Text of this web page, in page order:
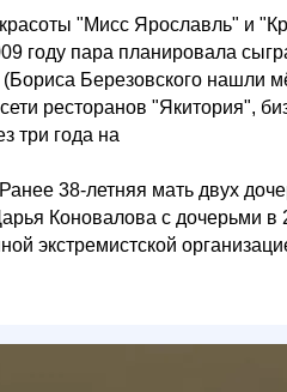
"Мисс Ярославль" и
году пара планировала
Березовского нашли
ресторанов "Якитория",
три года на
38-летняя мать двух
Коновалова с дочерьми
экстремистской